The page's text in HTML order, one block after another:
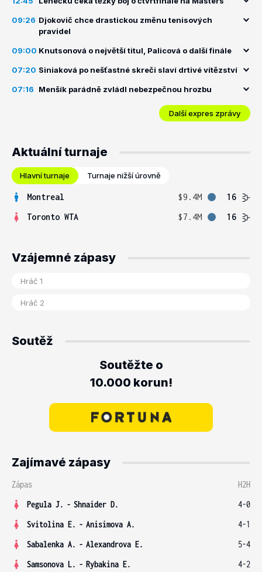
09:26 Djokovič chce drastickou změnu tenisových
pravidel
09:00 Knutsonová o největší titul, Palicová o další finále
07:20 Siniaková po nešťastné skreči slaví drtivé vítězství
07:16 Menšík parádně zvládl nebezpečnou hrozbu
Další expres zprávy
Aktuální turnaje
Hlavní turnaje Turnaje nižší úrovně
Montreal $9.4M
16
Toronto WTA
$7.4M 16
Vzájemné zápasy
Soutěž
Soutěžte o
10.000 korun!
Zajímavé zápasy
Zápas
H2H
Pegula J. - Shnaider D.
4-0
Svitolina E. - Anisimova A.
4-1
Sabalenka A. - Alexandrova E.
5-4
Samsonova L. - Rybakina E.
4-2